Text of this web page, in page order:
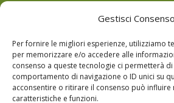
Gestisci Consenso
Per fornire le migliori esperienze, utilizziamo
per memorizzare e/o accedere alle
consenso a queste tecnologie ci permetterà
comportamento di navigazione o ID unici su
acconsentire o ritirare il consenso può influire
caratteristiche e funzioni.
Obblighi di legge
Privacy PolicyeCookie Policy
Sede Legale: Via Equilio 21
30175 Marghera (VE)